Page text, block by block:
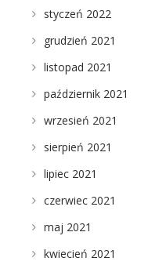
styczeń 2022
grudzień 2021
listopad 2021
październik 2021
wrzesień 2021
sierpień 2021
lipiec 2021
czerwiec 2021
maj 2021
kwiecień 2021